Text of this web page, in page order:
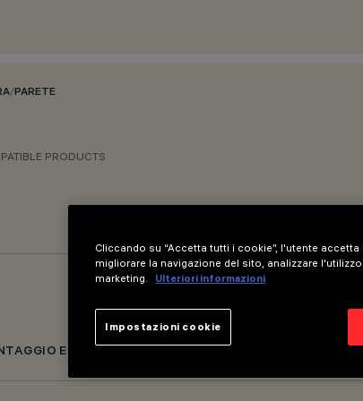
/PARETE
PRODUCTS
E ALIMENTAZIONE
Cliccando su “Accetta tutti i cookie”, l'utente
migliorare la navigazione del sito, analizzare
marketing.
Ulteriori informazioni
Impostazioni cookie